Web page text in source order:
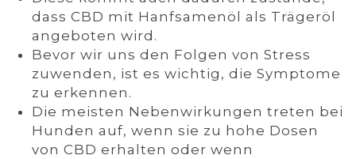
dass CBD mit Hanfsamenöl als Trägeröl
angeboten wird.
Bevor wir uns den Folgen von Stress
zuwenden, ist es wichtig, die Symptome
zu erkennen.
Die meisten Nebenwirkungen treten bei
Hunden auf, wenn sie zu hohe Dosen
von CBD erhalten oder wenn